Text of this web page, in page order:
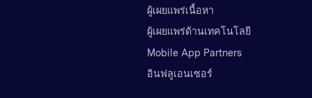
ผู้เผยแพร่เนื้อหา
ผู้เผยแพร่ด้านเทคโนโลยี
Mobile App Partners
อินฟลูเอนเซอร์